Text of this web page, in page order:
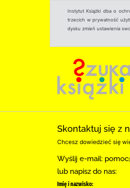
Instytut Książki dba o
trzecich w prywatność
dysku zmień ustawienia
Skontaktuj się z
Chcesz dowiedzieć się
Wyślij e-mail:
lub napisz do nas:
Imię i nazwisko: